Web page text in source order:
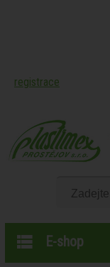
registrace
E-shop